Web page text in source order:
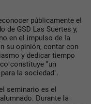
públicamente el
de GSD Las Suertes y,
en el impulso de la
su opinión, contar con
y dedicar tiempo
constituye "un
la sociedad".
seminario es el
Durante la